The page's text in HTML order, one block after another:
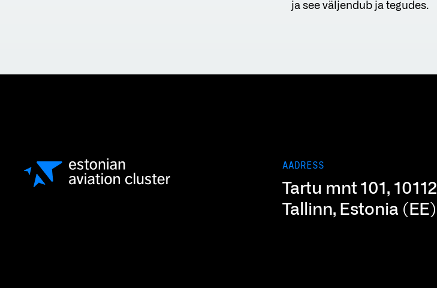
ja see väljendub ja tegudes.
AADRESS
Tartu mnt 101, 10112
Tallinn, Estonia (EE)